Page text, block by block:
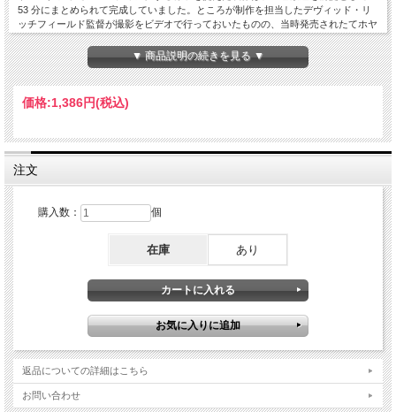
53 分にまとめられて完成していました。ところが制作を担当したデヴィッド・リ
ッチフィールド監督が撮影をビデオで行っておいたものの、当時発売されたてホヤ
ホヤのポータブル方式 U マチックだったため編集できる機材がなく、フィルムに
一旦変換した所謂キネコ状態の映像で各カメラアングルの編集をしたのでした。こ
れにより画質がガクッと落ちてしまい、せっかく完成した映像のオファーをどこも
乗ってくれないという顛末に。結局これが足かせとなって『ONE HAND
CLAPPING』は長年に渡って有名なお蔵入り映像と化してしまうのでした。もっと
も完成した映像自体は古くから流出しており、マニアの間ではおなじみの映像でも
属の DVDに流出映像とほぼ変わらない画質の映像がひっそりと収録されたのが最
初ですが、それが昨年になってようやくフィルム素材からのリマスター版が公開さ
れたのでした。しかしそれとて短期の劇場公開とイギリスや日本で衛生放送でのオ
ンエアだけ…という大なり小なり視聴にハードルのある状況だったのです。こうし
HAND CLAPPING』をDVD にてリリース！ベースになったのは高ビットレートな
放送が実現した国内放送版でありながら、音声に関しては 15kHz カットではない
イギリス放送版を使用といういいとこどりな状態で映像、音声共にベスト・バージ
ョンでのリリースを実現。ただし放送をそのまま DVD 化するのではなく、まずは
古いフィルム映像に生じがちな褪色を補正。何しろ劇場で見られた映像はリマスタ
ーされていたもののポールの顔が赤らんで映ってしまうほど色が劣化している状態
でしたので、この差は大きい。また今回の公開でも直し切れなかった元のビデオフ
されました。さらにアビーロード・スタジオで録音された音声に関しても新たにリ
ミックスされていた訳ですが、何故か「Jet」はリンダのキーボードの音がデカく
なっておりなんともアンバランスなミックスに。そこで今回はマニアには昔からお
に全編に渡って MAL ソフトウェアを使ってデミックスされ曲に被っているインタ
ビュー音声が再ミックスされていたわけですが、柔道着のジェフ・ブリトンにスポ
ットを当てたコーナーで流される彼のドラムの音が極端に小さくなってしまってお
▼ 商品説明の続きを見る ▼
価格:1,386円(税込)
注文
購入数： 個
在庫 あり
返品についての詳細はこちら
お問い合わせ